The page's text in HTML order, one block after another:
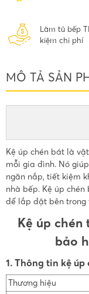
Làm tủ bếp
kiệm chi phí
MÔ TẢ SẢN
Kệ úp chén bát là
mỗi gia đình. Nó
ngăn nắp, tiết kiệm
nhà bếp. Kệ úp
để lắp đặt bên trong
Kệ úp chén
bảo
1. Thông tin kệ
Thương hiệu